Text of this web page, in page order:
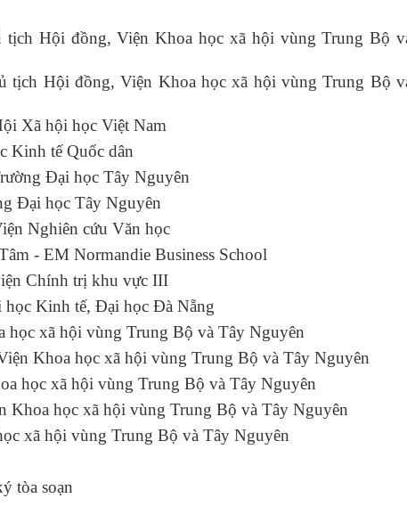
Hội đồng, Viện Khoa học xã hội vùng Trung Bộ
tịch Hội đồng, Viện Khoa học xã hội vùng Trung Bộ
Xã hội học Việt Nam
Kinh tế Quốc dân
Đại học Tây Nguyên
Đại học Tây Nguyên
Nghiên cứu Văn học
- EM Normandie Business School
viện Chính trị khu vực III
học Kinh tế, Đại học Đà Nẵng
học xã hội vùng Trung Bộ và Tây Nguyên
Khoa học xã hội vùng Trung Bộ và Tây Nguyên
học xã hội vùng Trung Bộ và Tây Nguyên
Khoa học xã hội vùng Trung Bộ và Tây Nguyên
xã hội vùng Trung Bộ và Tây Nguyên
tòa soạn